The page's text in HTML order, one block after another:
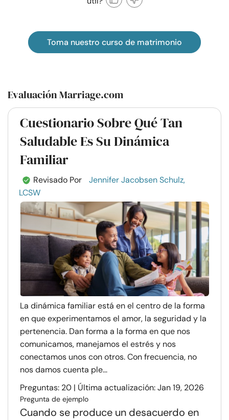
Toma nuestro curso de matrimonio
Evaluación Marriage.com
Cuestionario Sobre Qué Tan
Saludable Es Su Dinámica
Familiar
Revisado Por
Jennifer Jacobsen Schulz,
LCSW
La dinámica familiar está en el centro de la forma
en que experimentamos el amor, la seguridad y la
pertenencia. Dan forma a la forma en que nos
comunicamos, manejamos el estrés y nos
conectamos unos con otros. Con frecuencia, no
nos damos cuenta ple...
Preguntas: 20 | Última actualización: Jan 19, 2026
Pregunta de ejemplo
Cuando se produce un desacuerdo en